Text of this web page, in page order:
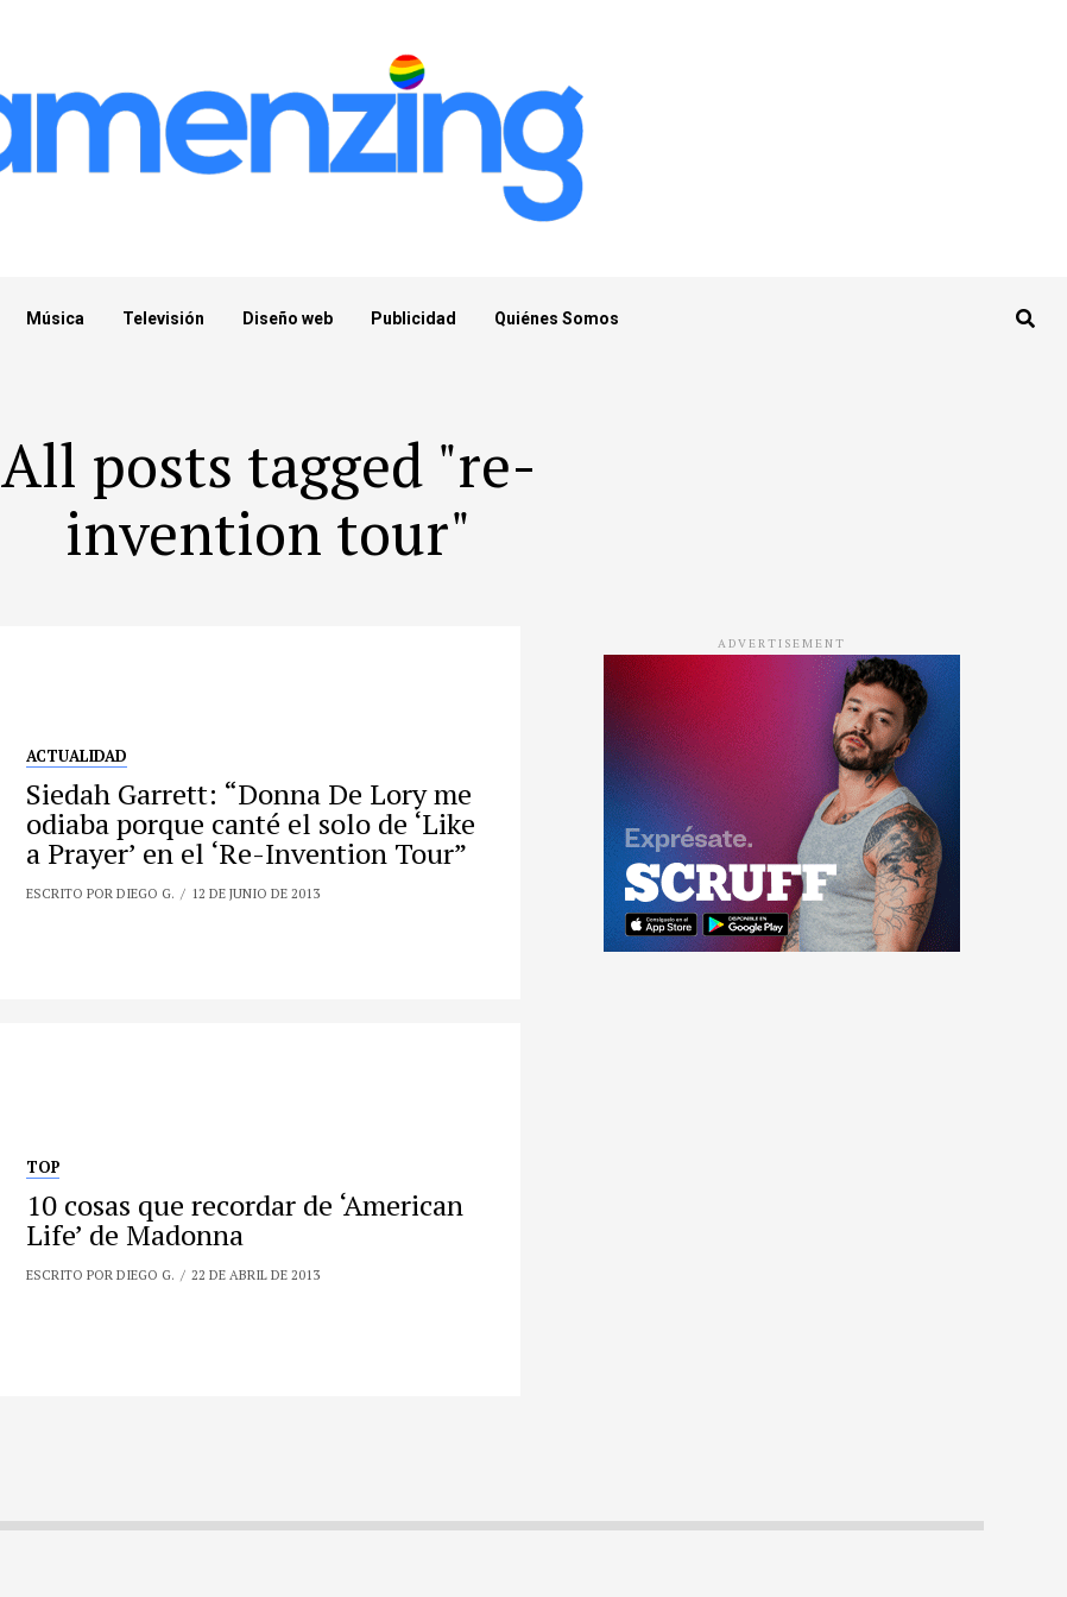
Música Televisión Diseño web Publicidad Quiénes Somos
All posts tagged "re-
invention tour"
ACTUALIDAD
Siedah Garrett: “Donna De Lory me
odiaba porque canté el solo de ‘Like
a Prayer’ en el ‘Re-Invention Tour”
ESCRITO POR DIEGO G. 12 DE JUNIO DE 2013
TOP
10 cosas que recordar de ‘American
Life’ de Madonna
ESCRITO POR DIEGO G. 22 DE ABRIL DE 2013
ADVERTISEMENT